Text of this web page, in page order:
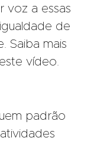
voz a essas
de
Saiba mais
vídeo.
padrão